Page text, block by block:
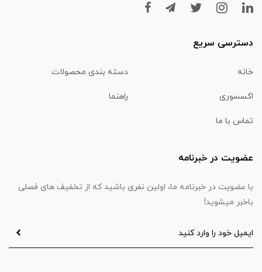
دسترسی سریع
خانه دسته بندی محصولات
اکسسوری راهنما
تماس با ما
عضویت در خبرنامه
با عضویت در خبرنامه ما، اولین نفری باشید که از تخفیف های فصلی
باخبر میشوید!